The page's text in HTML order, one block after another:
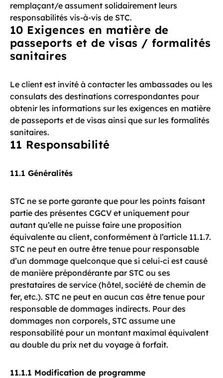
remplaçant/e assument solidairement leurs
responsabilités vis-à-vis de STC.
10 Exigences en matière de
passeports et de visas / formalités
sanitaires
Le client est invité à contacter les ambassades ou les
consulats des destinations correspondantes pour
obtenir les informations sur les exigences en matière
de passeports et de visas ainsi que sur les formalités
sanitaires.
11 Responsabilité
11.1 Généralités
STC ne se porte garante que pour les points faisant
partie des présentes CGCV et uniquement pour
autant qu’elle ne puisse faire une proposition
équivalente au client, conformément à l’article 11.1.7.
STC ne peut en outre être tenue pour responsable
d’un dommage quelconque que si celui-ci est causé
de manière prépondérante par STC ou ses
prestataires de service (hôtel, société de chemin de
fer, etc.). STC ne peut en aucun cas être tenue pour
responsable de dommages indirects. Pour des
dommages non corporels, STC assume une
responsabilité pour un montant maximal équivalent
au double du prix net du voyage à forfait.
11.1.1 Modification de programme